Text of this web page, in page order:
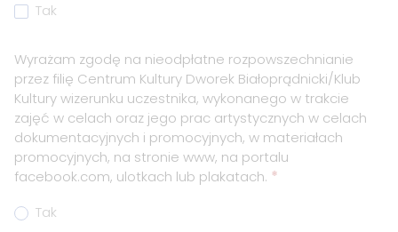
Tak
Wyrażam zgodę na nieodpłatne rozpowszechnianie
przez filię Centrum Kultury Dworek Białoprądnicki/Klub
Kultury wizerunku uczestnika, wykonanego w trakcie
zajęć w celach oraz jego prac artystycznych w celach
dokumentacyjnych i promocyjnych, w materiałach
promocyjnych, na stronie www, na portalu
facebook.com, ulotkach lub plakatach. *
Tak